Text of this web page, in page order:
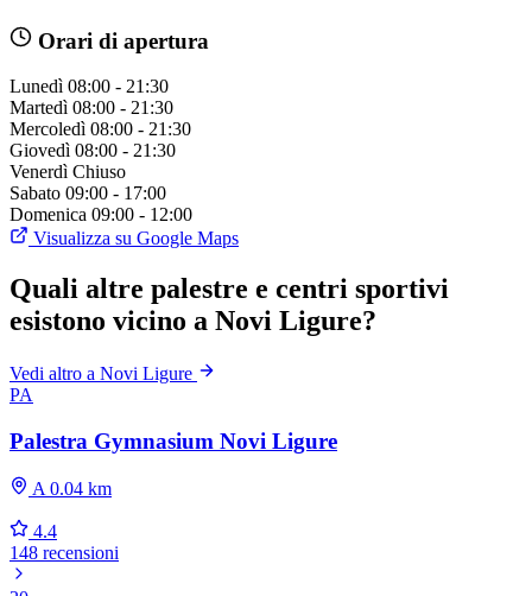
Orari di apertura
Lunedì 08:00 - 21:30
Martedì 08:00 - 21:30
Mercoledì 08:00 - 21:30
Giovedì 08:00 - 21:30
Venerdì Chiuso
Sabato 09:00 - 17:00
Domenica 09:00 - 12:00
Visualizza su Google Maps
Quali altre palestre e centri sportivi
esistono vicino a Novi Ligure?
Vedi altro a Novi Ligure
PA
Palestra Gymnasium Novi Ligure
A 0.04 km
4.4
148 recensioni